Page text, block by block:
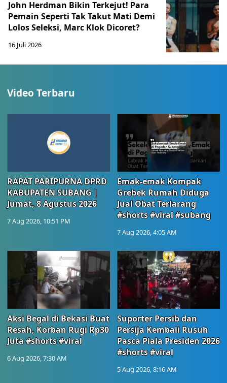
John Herdman Bikin Terkejut! Para
Pemain Seperti Tak Takut Mati Demi
Lolos Seleksi, Marc Klok Dicoret?
16 Juli 2026
Video Terbaru
RAPAT PARIPURNA DPRD
KABUPATEN SUBANG |
Jumat, 8 Agustus 2026
7 Aug 2026, 10:51 PM
Emak-emak Kompak
Grebek Rumah Diduga
Jual Obat Terlarang
#shorts #viral #subang
7 Aug 2026, 4:05 AM
Aksi Begal di Bekasi Buat
Resah, Korban Rugi Rp30
Juta #shorts #viral
6 Aug 2026, 7:30 AM
Suporter Persib dan
Persija Kembali Rusuh
Pasca Piala Presiden 2026
#shorts #viral
5 Aug 2026, 8:16 AM